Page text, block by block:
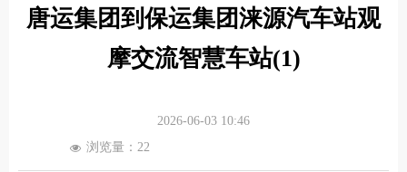
唐运集团到保运集团涞源汽车站观
摩交流智慧车站(1)
2026-06-03 10:46
넶 浏览量： 22